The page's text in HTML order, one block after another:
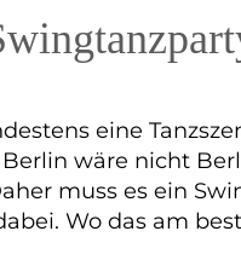
eine
wäre nicht
muss es ein
Wo das am